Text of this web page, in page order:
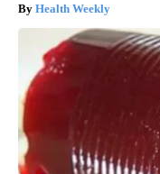
Health Weekly